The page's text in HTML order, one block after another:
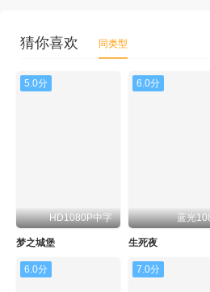
猜你喜欢 同类型
5.0分
HD1080P中字
梦之城堡
6.0分
蓝光
生死夜
6.0分 7.0分